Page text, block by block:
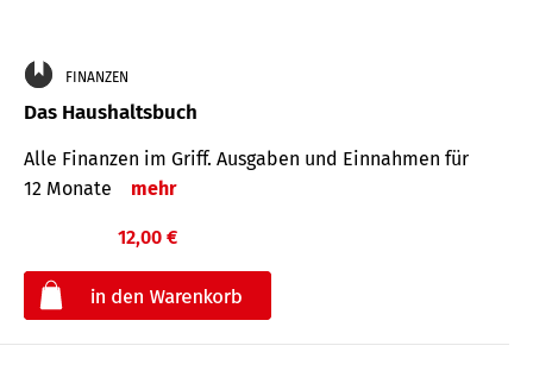
FINANZEN
Das Haushaltsbuch
Alle Finanzen im Griff. Aus­gaben und Ein­nahmen für
12 Monate
mehr
12,00 €